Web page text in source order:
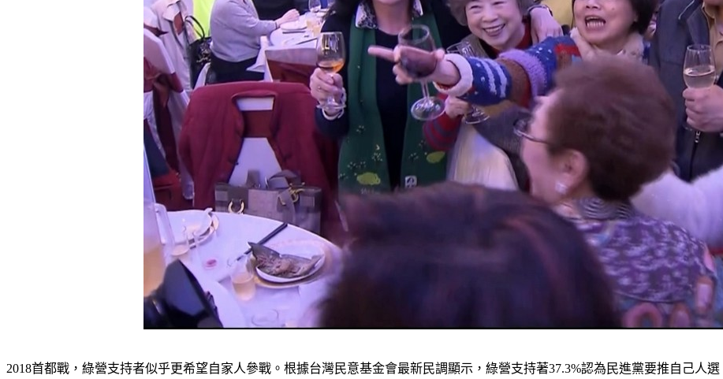
2018首都戰，綠營支持者似乎更希望自家人參戰。根據台灣民意基金會最新民調顯示，綠營支持著37.3%認為民進黨要推自己人